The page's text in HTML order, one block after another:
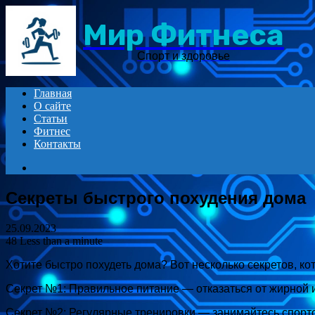
Мир Фитнеса
Спорт и здоровье
Главная
О сайте
Статьи
Фитнес
Контакты
Секреты быстрого похудения дома
25.09.2023
48Less than a minute
Хотите быстро похудеть дома? Вот несколько секретов,
Секрет №1: Правильное питание — отказаться от
Секрет №2: Регулярные тренировки — занимайтесь